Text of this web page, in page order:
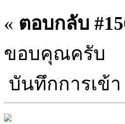
« ตอบกลับ
ขอบคุณครับ
บันทึกการเข้า